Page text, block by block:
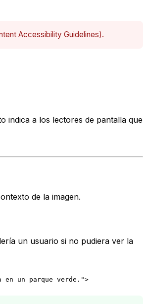
Accessibility Guidelines).
indica a los lectores de pantalla que
de la imagen.
un usuario si no pudiera ver la
en un parque verde.">